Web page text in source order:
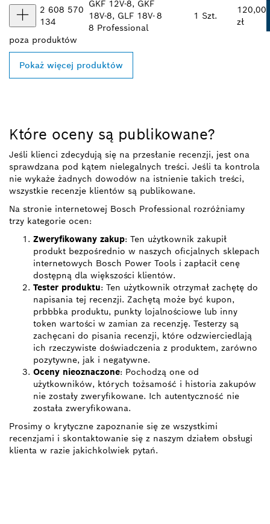
2 608 570
134
GKF 12V-8, GKF
18V-8, GLF 18V-
8 Professional
8 1 Szt.
120,00
zł
poza produktów
Pokaż więcej produktów
Które oceny są publikowane?
Jeśli klienci zdecydują się na przesłanie recenzji, jest ona
sprawdzana pod kątem nielegalnych treści. Jeśli ta kontrola
nie wykaże żadnych dowodów na istnienie takich treści,
wszystkie recenzje klientów są publikowane.
Na stronie internetowej Bosch Professional rozróżniamy
trzy kategorie ocen:
Zweryfikowany zakup: Ten użytkownik zakupił
produkt bezpośrednio w naszych oficjalnych sklepach
internetowych Bosch Power Tools i zapłacił cenę
dostępną dla większości klientów.
Tester produktu: Ten użytkownik otrzymał zachętę do
napisania tej recenzji. Zachętą może być kupon,
prbbbka produktu, punkty lojalnościowe lub inny
token wartości w zamian za recenzję. Testerzy są
zachęcani do pisania recenzji, które odzwierciedlają
ich rzeczywiste doświadczenia z produktem, zarówno
pozytywne, jak i negatywne.
Oceny nieoznaczone: Pochodzą one od
użytkowników, których tożsamość i historia zakupów
nie zostały zweryfikowane. Ich autentyczność nie
została zweryfikowana.
Prosimy o krytyczne zapoznanie się ze wszystkimi
recenzjami i skontaktowanie się z naszym działem obsługi
klienta w razie jakichkolwiek pytań.